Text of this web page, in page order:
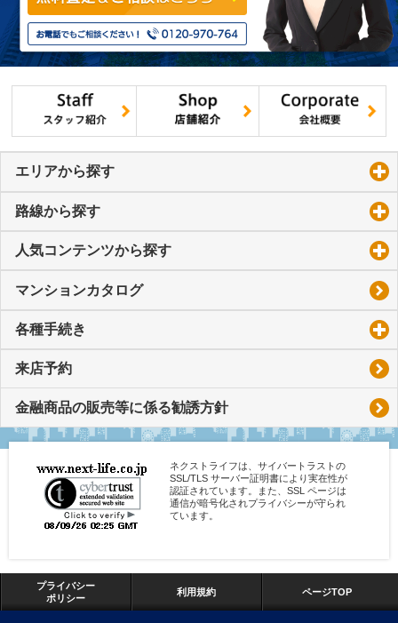
エリアから探す
路線から探す
人気コンテンツから探す
マンションカタログ
各種手続き
来店予約
金融商品の販売等に係る勧誘方針
ネクストライフは、サイバートラストの
SSL/TLS サーバー証明書により実在性が
認証されています。また、SSL ページは
通信が暗号化されプライバシーが守られ
ています。
プライバシー
ポリシー
利用規約 ページTOP